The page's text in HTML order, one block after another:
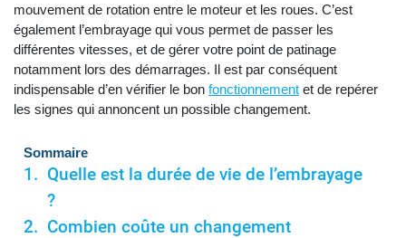
mouvement de rotation entre le moteur et les roues. C’est
également l’embrayage qui vous permet de passer les
différentes vitesses, et de gérer votre point de patinage
notamment lors des démarrages. Il est par conséquent
indispensable d’en vérifier le bon fonctionnement et de repérer
les signes qui annoncent un possible changement.
Sommaire
Quelle est la durée de vie de l’embrayage
?
Combien coûte un changement